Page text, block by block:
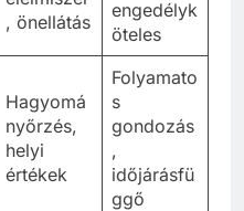
, önellátás
engedélyk
öteles
Hagyomá
nyőrzés,
helyi
értékek
Folyamato
s
gondozás
,
időjárásfü
ggő